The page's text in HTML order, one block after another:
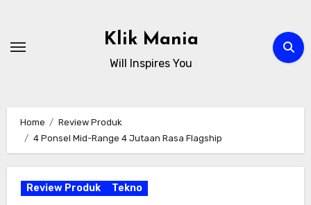
content
Klik Mania
Will Inspires You
Home
Review Produk
4 Ponsel Mid-Range 4 Jutaan Rasa Flagship
Review Produk Tekno